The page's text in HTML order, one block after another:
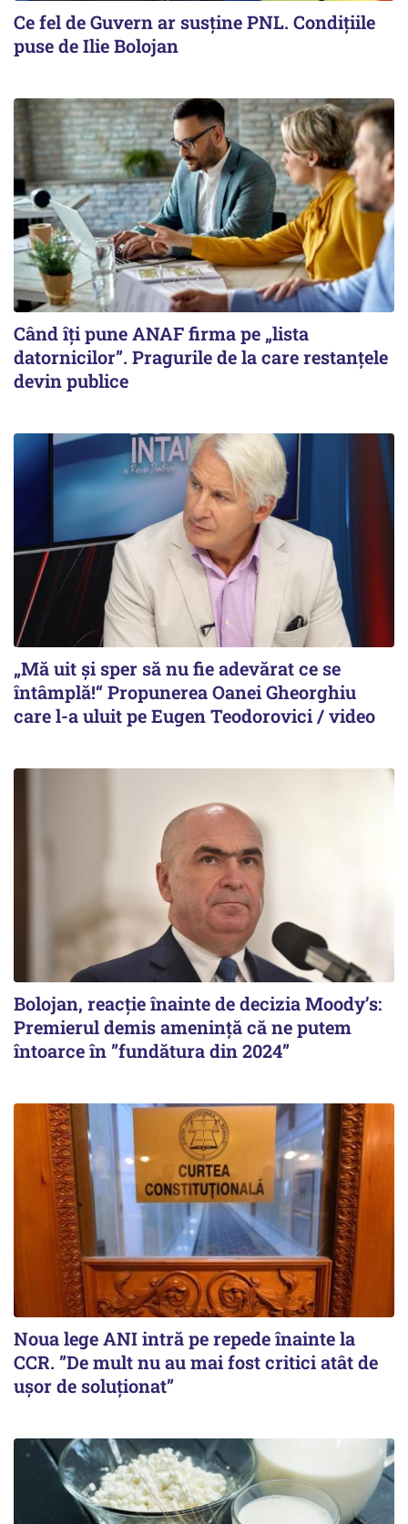
Ce fel de Guvern ar susține PNL. Condițiile
puse de Ilie Bolojan
Când îți pune ANAF firma pe „lista
datornicilor”. Pragurile de la care restanțele
devin publice
„Mă uit și sper să nu fie adevărat ce se
întâmplă!“ Propunerea Oanei Gheorghiu
care l-a uluit pe Eugen Teodorovici / video
Bolojan, reacție înainte de decizia Moody’s:
Premierul demis amenință că ne putem
întoarce în ”fundătura din 2024”
Noua lege ANI intră pe repede înainte la
CCR. ”De mult nu au mai fost critici atât de
ușor de soluționat”